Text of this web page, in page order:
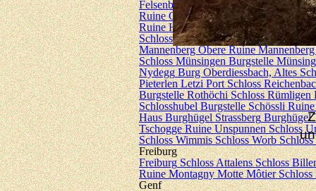
Felsenburg Burg Festi, Alte Burg
Ruine Geristein Ruine Grasburg Ruine
Ruine HohburgSchloss Hünegg
Schloss Köniz Hölzernes Schloss
Mannenberg Obere Ruine
Schloss Münsingen Burgstelle
Nydegg Burg Oberdiessbach, Altes
Pieterlen Letzi Port Schloss
Burgstelle Rothöchi Schloss Rümligen
Schlosshubel Burgstelle Schössli
Haus Burghügel Strassberg Burghügel
Tschogge Ruine Unspunnen Schloss
Schloss Wimmis Schloss Worb
Freiburg
Freiburg Schloss Attalens Schloss
Ruine Montagny Motte Môtier
Genf